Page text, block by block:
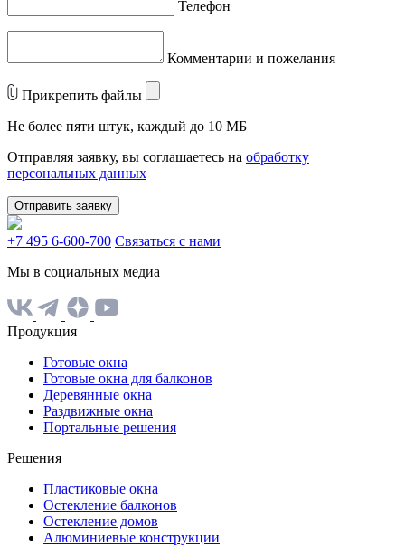
Телефон
Комментарии и пожелания
Прикрепить файлы
Не более пяти штук, каждый до 10 МБ
Отправляя заявку, вы соглашаетесь на обработку
персональных данных
Отправить заявку
+7 495 6-600-700 Связаться с нами
Мы в социальных медиа
Продукция
Готовые окна
Готовые окна для балконов
Деревянные окна
Раздвижные окна
Портальные решения
Решения
Пластиковые окна
Остекление балконов
Остекление домов
Алюминиевые конструкции